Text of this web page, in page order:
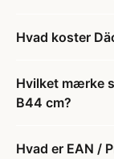
Hvad koster
Hvilket mærke
B44 cm?
Hvad er EAN /